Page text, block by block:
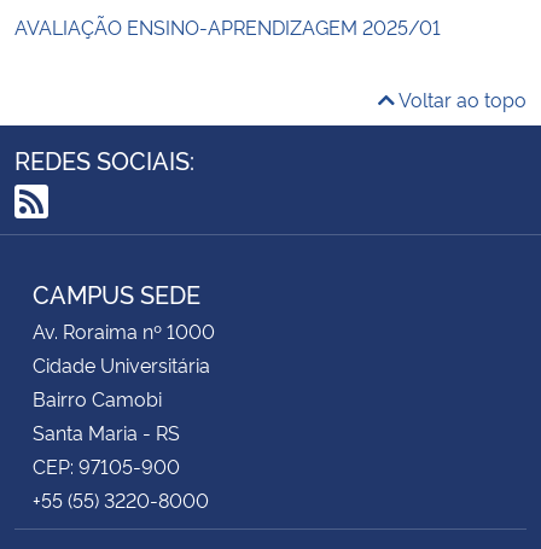
AVALIAÇÃO ENSINO-APRENDIZAGEM 2025/01
Voltar ao topo
REDES SOCIAIS:
RSS
CAMPUS SEDE
Av. Roraima nº 1000
Cidade Universitária
Bairro Camobi
Santa Maria - RS
CEP: 97105-900
+55 (55) 3220-8000